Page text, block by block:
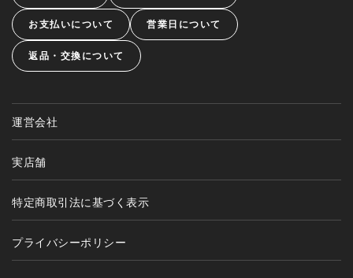
お支払いについて 営業日について
返品・交換について
運営会社
実店舗
特定商取引法に基づく表示
プライバシーポリシー